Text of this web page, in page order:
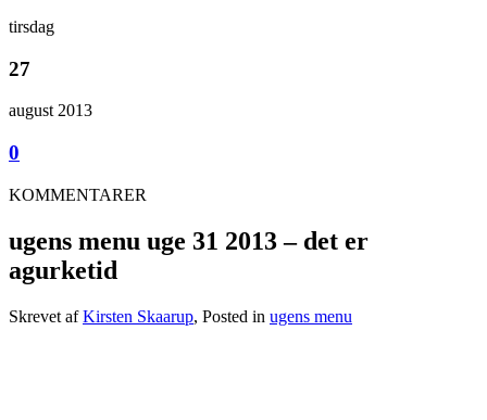
tirsdag
27
august 2013
0
KOMMENTARER
ugens menu uge 31 2013 – det er
agurketid
Skrevet afKirsten Skaarup, Posted in ugens menu